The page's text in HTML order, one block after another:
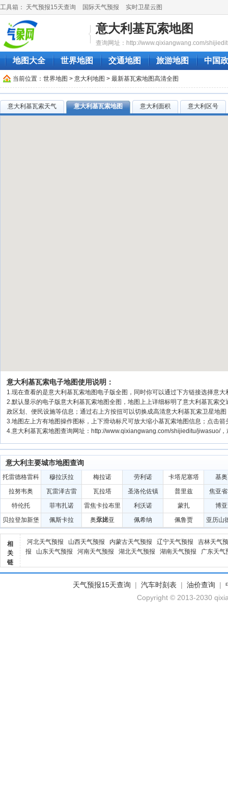
工具箱： 天气预报15天查询 国际天气预报 实时卫星云图
意大利基瓦索地图
查询网址：http://www.qixiangwang.com/
地图大全 世界地图 交通地图 旅游地图 中国
当前位置： 世界地图 > 意大利地图 > 最新基瓦索地图高清全图
意大利基瓦索天气 意大利基瓦索地图 意大利面积 意大利区号
意大利基瓦索电子地图使用说明：
1.现在查看的是意大利基瓦索地图电子版全图，同时你可以通过下方链接选择意
2.默认显示的电子版意大利基瓦索地图全图，地图上上详细标明了意大利基瓦索
政区划、便民设施等信息；通过右上方按扭可以切换成高清意大利基瓦索卫星地图
3.地图左上方有地图操作图标，上下滑动标尺可放大缩小基瓦索地图信息；点击
4.意大利基瓦索地图查询网址：http://www.qixiangwang.com/shijieditu/jiwasuo/
意大利主要城市地图查询
托雷德格雷科 穆拉沃拉 梅拉诺 劳利诺 卡塔尼塞塔
基
拉努韦奥
瓦雷泽古雷 瓦拉塔 圣洛伦佐镇 普里兹
焦亚
特伦托
菲韦扎诺
雷焦卡拉布里
亚娣
利沃诺 蒙扎
博
贝拉登加新堡
佩斯卡拉 奥尔比亚 佩希纳 佩鲁贾 亚历山
相
关
链
河北天气预报 山西天气预报 内蒙古天气预报 辽宁天气预报
吉林天气
报
山东天气预报 河南天气预报 湖北天气预报 湖南天气预报 广东天气
天气预报15天查询 | 汽车时刻表 | 油价查询 |
Copyright © 2013-2030